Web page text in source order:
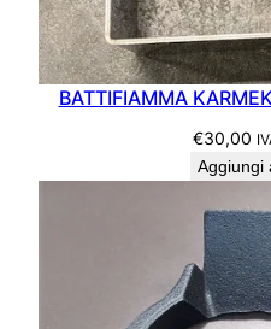
BATTIFIAMMA
€30,00
Aggiungi